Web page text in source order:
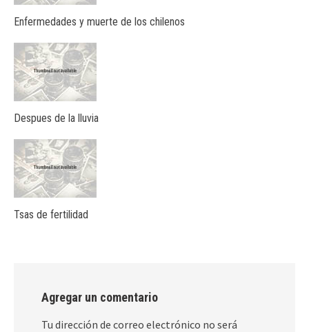
Enfermedades y muerte de los chilenos
Despues de la lluvia
Tsas de fertilidad
Agregar un comentario
Tu dirección de correo electrónico no será